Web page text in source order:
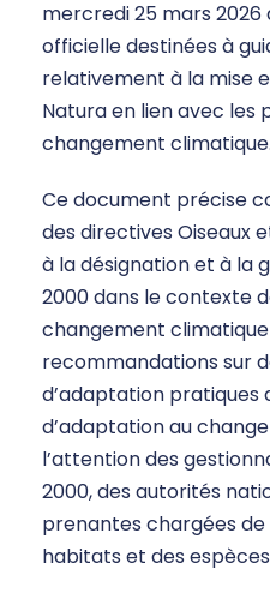
mercredi 25 mars
officielle destinées à
relativement à la mise
Natura en lien avec les
changement climatique.
Ce document précise
des directives Oiseaux
à la désignation et à la
2000 dans le contexte
changement
recommandations sur
d’adaptation pratiques
d’adaptation au
l’attention des
2000, des autorités
prenantes chargées de
habitats et des